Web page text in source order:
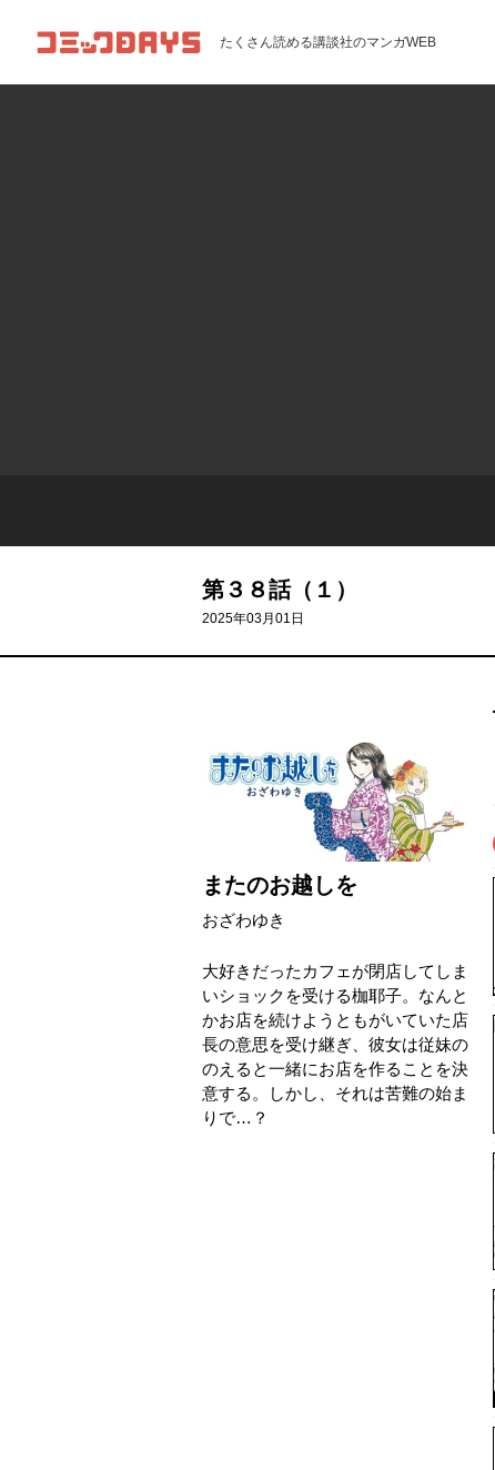
コミックDAYS たくさん読める講談社のマンガWEB
第３８話（１）
2025年03月01日
またのお越しを
おざわゆき
大好きだったカフェが閉店してしま
いショックを受ける枷耶子。なんと
かお店を続けようともがいていた店
長の意思を受け継ぎ、彼女は従妹の
のえると一緒にお店を作ることを決
意する。しかし、それは苦難の始ま
りで…？